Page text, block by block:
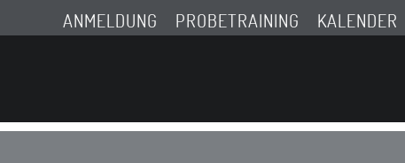
ANMELDUNG PROBETRAINING KALENDER